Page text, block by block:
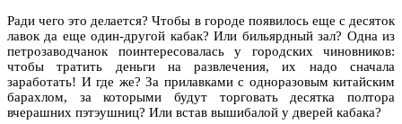
Ради чего это делается? Чтобы в городе появилось еще с десяток
лавок да еще один-другой кабак? Или бильярдный зал? Одна из
петрозаводчанок поинтересовалась у городских чиновников:
чтобы тратить деньги на развлечения, их надо сначала
заработать! И где же? За прилавками с одноразовым китайским
барахлом, за которыми будут торговать десятка полтора
вчерашних пэтэушниц? Или встав вышибалой у дверей кабака?